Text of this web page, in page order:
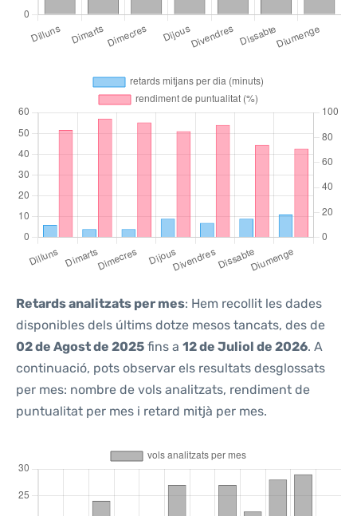
Retards analitzats per mes: Hem recollit les dades
disponibles dels últims dotze mesos tancats, des de
02 de Agost de 2025 fins a 12 de Juliol de 2026. A
continuació, pots observar els resultats desglossats
per mes: nombre de vols analitzats, rendiment de
puntualitat per mes i retard mitjà per mes.